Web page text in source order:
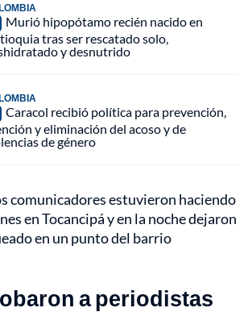
Murió hipopótamo recién nacido en
tras ser rescatado solo,
y desnutrido
Caracol recibió política para prevención,
y eliminación del acoso y de
de género
comunicadores estuvieron haciendo
en Tocancipá y en la noche dejaron
en un punto del barrio
a periodistas